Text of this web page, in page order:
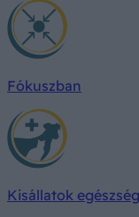
Fókuszban
Kisállatok